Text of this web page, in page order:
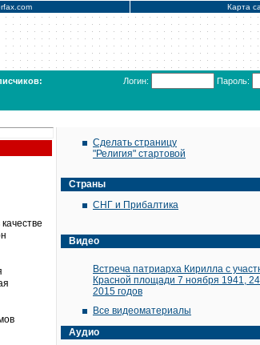
Карта
Логин: Пароль:
Сделать страницу
"Религия" стартовой
Страны
СНГ и Прибалтика
Видео
Встреча патриарха Кирилла с
Красной площади 7 ноября 1941,
2015 годов
Все видеоматериалы
Аудио